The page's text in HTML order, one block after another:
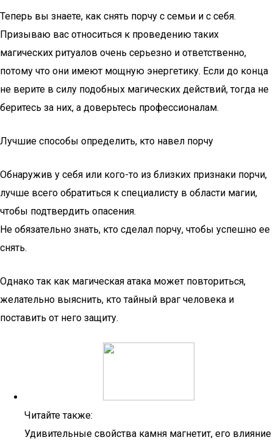
Теперь вы знаете, как снять порчу с семьи и с себя.
Призываю вас относиться к проведению таких
магических ритуалов очень серьезно и ответственно,
потому что они имеют мощную энергетику. Если до конца
не верите в силу подобных магических действий, тогда не
беритесь за них, а доверьтесь профессионалам.
Лучшие способы определить, кто навел порчу
Обнаружив у себя или кого-то из близких признаки порчи,
лучше всего обратиться к специалисту в области магии,
чтобы подтвердить опасения.
Не обязательно знать, кто сделал порчу, чтобы успешно ее
снять.
Однако так как магическая атака может повториться,
желательно выяснить, кто тайный враг человека и
поставить от него защиту.
Читайте также:
Удивительные свойства камня магнетит, его влияние